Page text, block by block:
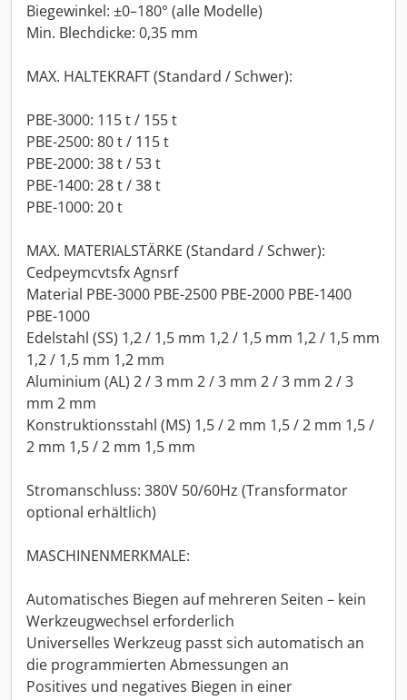
Biegewinkel: ±0–180° (alle Modelle)
Min. Blechdicke: 0,35 mm
MAX. HALTEKRAFT (Standard / Schwer):
PBE-3000: 115 t / 155 t
PBE-2500: 80 t / 115 t
PBE-2000: 38 t / 53 t
PBE-1400: 28 t / 38 t
PBE-1000: 20 t
MAX. MATERIALSTÄRKE (Standard / Schwer):
Cedpeymcvtsfx Agnsrf
Material PBE-3000 PBE-2500 PBE-2000 PBE-1400
PBE-1000
Edelstahl (SS) 1,2 / 1,5 mm 1,2 / 1,5 mm 1,2 / 1,5 mm
1,2 / 1,5 mm 1,2 mm
Aluminium (AL) 2 / 3 mm 2 / 3 mm 2 / 3 mm 2 / 3
mm 2 mm
Konstruktionsstahl (MS) 1,5 / 2 mm 1,5 / 2 mm 1,5 /
2 mm 1,5 / 2 mm 1,5 mm
Stromanschluss: 380V 50/60Hz (Transformator
optional erhältlich)
MASCHINENMERKMALE:
Automatisches Biegen auf mehreren Seiten – kein
Werkzeugwechsel erforderlich
Universelles Werkzeug passt sich automatisch an
die programmierten Abmessungen an
Positives und negatives Biegen in einer